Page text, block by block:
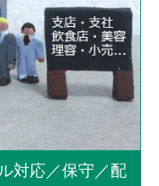
対応／保守／配